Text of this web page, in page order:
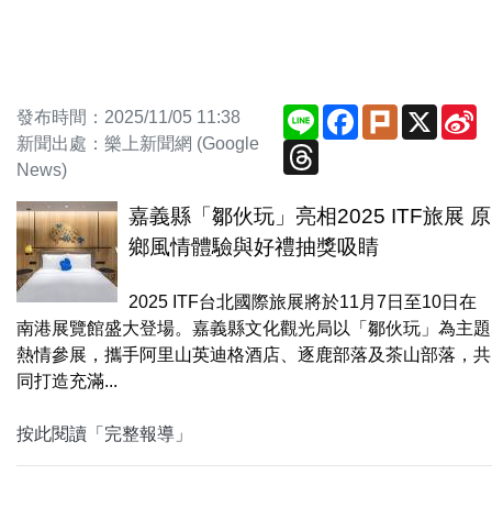
發布時間：2025/11/05 11:38
新聞出處：樂上新聞網 (Google
News)
Line Facebook
PlurkX
Threads
嘉義縣「鄒伙玩」亮相2025 ITF旅展 原
鄉風情體驗與好禮抽獎吸睛
2025 ITF台北國際旅展將於11月7日至10日在
南港展覽館盛大登場。嘉義縣文化觀光局以「鄒伙玩」為主題
熱情參展，攜手阿里山英迪格酒店、逐鹿部落及茶山部落，共
同打造充滿...
按此閱讀「完整報導」